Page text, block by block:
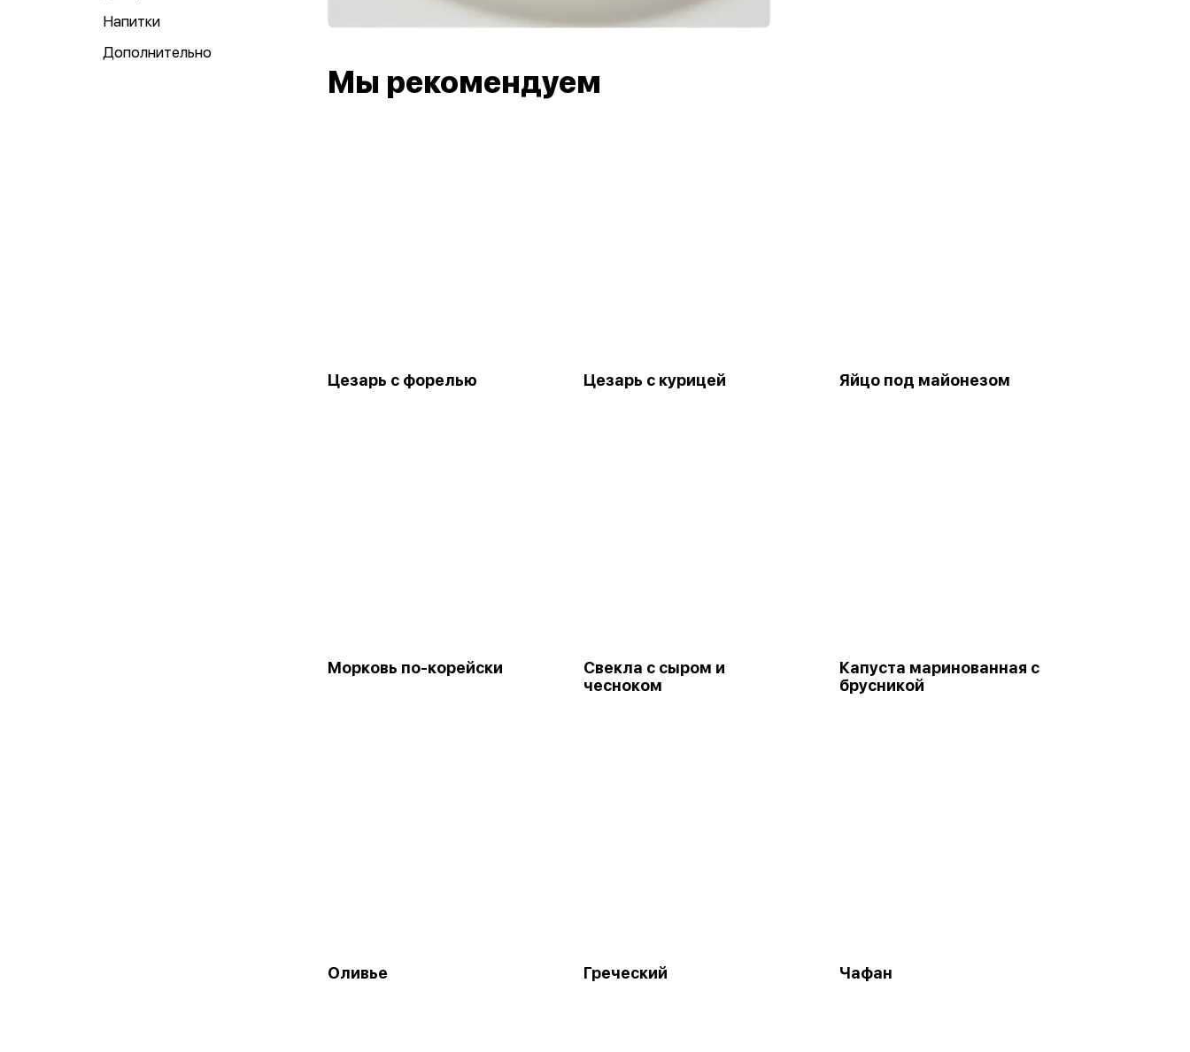
Напитки
Дополнительно
Мы рекомендуем
Цезарь с форелью Цезарь с курицей Яйцо под майонезом
Морковь по-корейски
Свекла с сыром и
чесноком
Капуста маринованная с
брусникой
Оливье Греческий Чафан